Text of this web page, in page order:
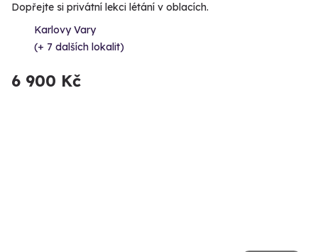
Dopřejte si privátní lekci létání v oblacích.
Karlovy Vary
(+ 7 dalších lokalit)
6 900 Kč